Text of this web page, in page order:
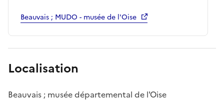
Beauvais ; MUDO - musée de l'Oise
Localisation
Beauvais ; musée départemental de l'Oise